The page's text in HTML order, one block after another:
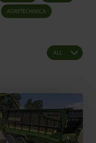
AGRITECHNICA